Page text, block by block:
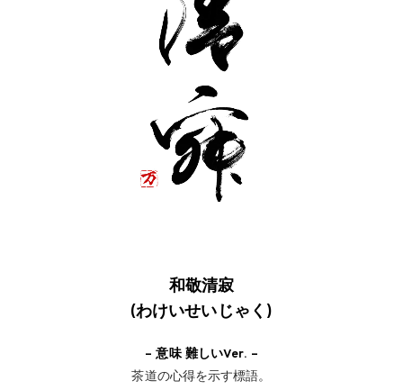
和敬清寂
(わけいせいじゃく)
– 意味 難しいVer. –
茶道の心得を示す標語。